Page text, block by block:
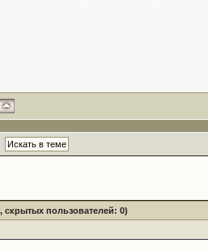
скрытых пользователей: 0)